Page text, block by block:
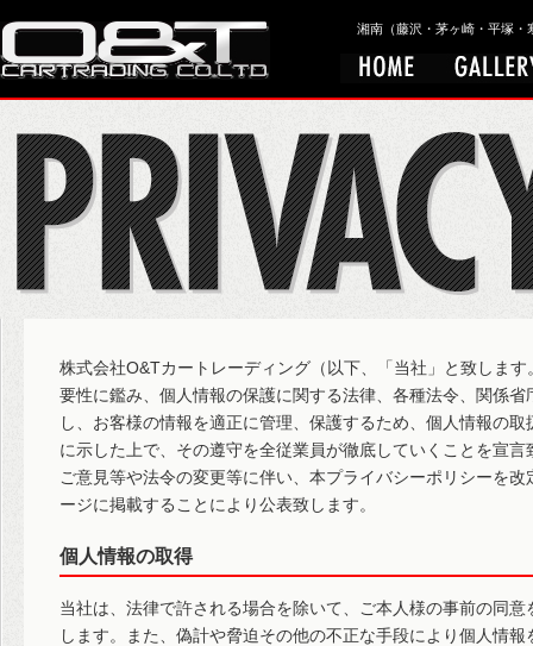
湘南（藤沢・茅ヶ崎・平塚
株式会社O&Tカートレーディング（以下、「当社」と致しま
要性に鑑み、個人情報の保護に関する法律、各種法令、関係省
し、お客様の情報を適正に管理、保護するため、個人情報の
に示した上で、その遵守を全従業員が徹底していくことを宣
ご意見等や法令の変更等に伴い、本プライバシーポリシーを
ージに掲載することにより公表致します。
個人情報の取得
当社は、法律で許される場合を除いて、ご本人様の事前の同
します。また、偽計や脅迫その他の不正な手段により個人情